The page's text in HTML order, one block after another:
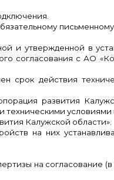
обязательному
и утвержденной в
согласования с АО
срок действия
развития
условиями
Калужской области».
на них
на согласование